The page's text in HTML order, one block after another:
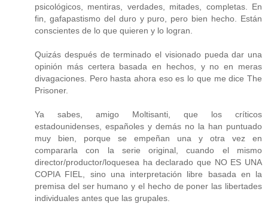
psicológicos, mentiras, verdades, mitades, completas. En
fin, gafapastismo del duro y puro, pero bien hecho. Están
conscientes de lo que quieren y lo logran.
Quizás después de terminado el visionado pueda dar una
opinión más certera basada en hechos, y no en meras
divagaciones. Pero hasta ahora eso es lo que me dice The
Prisoner.
Ya sabes, amigo Moltisanti, que los críticos
estadounidenses, españoles y demás no la han puntuado
muy bien, porque se empeñan una y otra vez en
compararla con la serie original, cuando el mismo
director/productor/loquesea ha declarado que NO ES UNA
COPIA FIEL, sino una interpretación libre basada en la
premisa del ser humano y el hecho de poner las libertades
individuales antes que las grupales.